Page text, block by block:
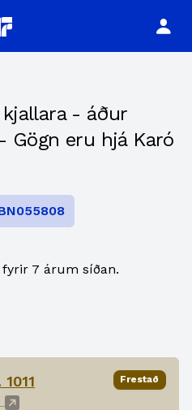
- áður
Gögn eru hjá Karó
7 árum síðan.
1011 Frestað